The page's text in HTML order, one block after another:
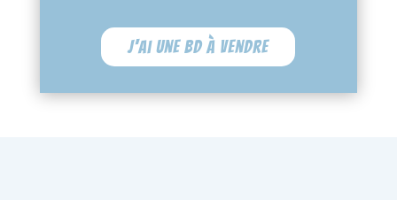
J'ai une BD à vendre